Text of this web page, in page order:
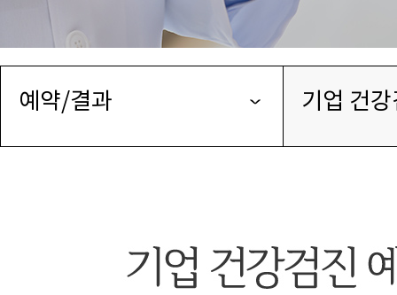
예약/결과 기업 건